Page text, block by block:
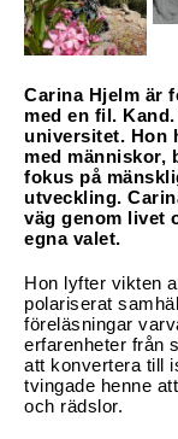
Konferencier
Radio och TV-
Underhållning
Humoristiska
Ljus och
Carina Hjelm är
med en fil.
universitet. Hon
med människor,
fokus på
utveckling.
väg genom livet
egna valet.
Hon lyfter vikten
polariserat
föreläsningar
erfarenheter från
att konvertera till
tvingade henne
och rädslor.